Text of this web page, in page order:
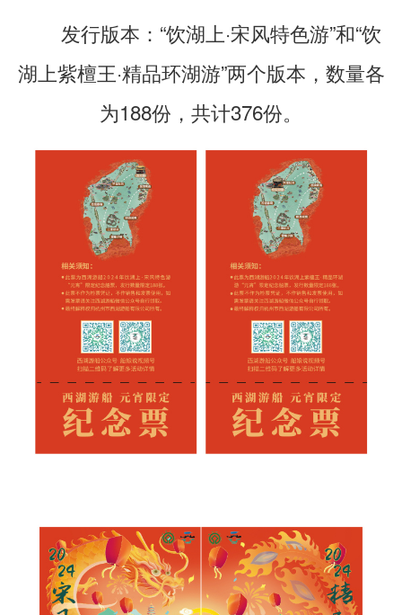
发行版本：“饮湖上·宋风特色游”和“饮
湖上紫檀王·精品环湖游”两个版本，数量各
为188份，共计376份。